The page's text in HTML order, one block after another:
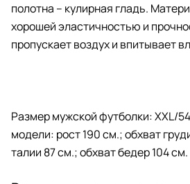
полотна – кулирная гладь.
хорошей эластичностью и
пропускает воздух и впитывает
Размер мужской футболки: XXL/
модели: рост 190 см.; обхват
талии 87 см.; обхват бедер 104 см.